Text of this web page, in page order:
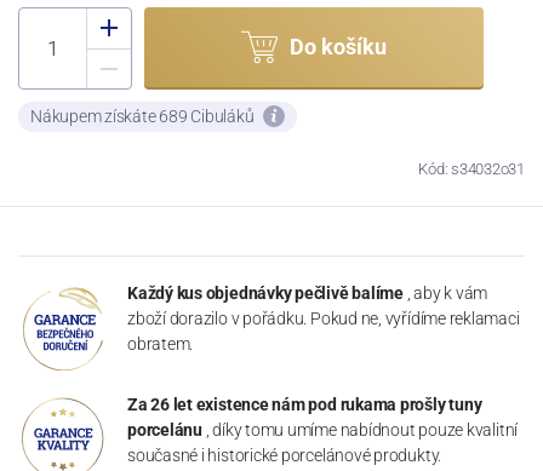
Do košíku
Nákupem získáte 689 Cibuláků
Kód: s34032o31
Každý kus objednávky pečlivě balíme , aby k vám
zboží dorazilo v pořádku. Pokud ne, vyřídíme reklamaci
obratem.
Za 26 let existence nám pod rukama prošly tuny
porcelánu , díky tomu umíme nabídnout pouze kvalitní
současné i historické porcelánové produkty.